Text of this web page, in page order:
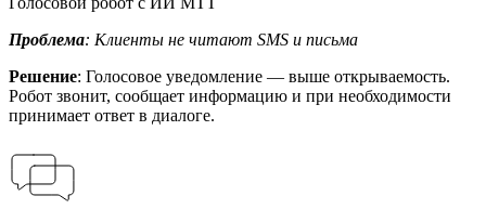
Проблема: Клиенты не читают SMS и письма
Решение: Голосовое уведомление — выше открываемость.
Робот звонит, сообщает информацию и при необходимости
принимает ответ в диалоге.